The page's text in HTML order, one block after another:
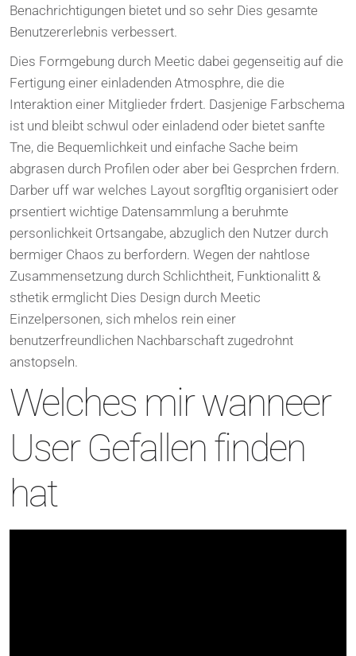
Benachrichtigungen bietet und so sehr Dies gesamte
Benutzererlebnis verbessert.
Dies Formgebung durch Meetic dabei gegenseitig auf die
Fertigung einer einladenden Atmosphre, die die
Interaktion einer Mitglieder frdert. Dasjenige Farbschema
ist und bleibt schwul oder einladend oder bietet sanfte
Tne, die Bequemlichkeit und einfache Sache beim
abgrasen durch Profilen oder aber bei Gesprchen frdern.
Darber uff war welches Layout sorgfltig organisiert oder
prsentiert wichtige Datensammlung a beruhmte
personlichkeit Ortsangabe, abzuglich den Nutzer durch
bermiger Chaos zu berfordern. Wegen der nahtlose
Zusammensetzung durch Schlichtheit, Funktionalitt &
sthetik ermglicht Dies Design durch Meetic
Einzelpersonen, sich mhelos rein einer
benutzerfreundlichen Nachbarschaft zugedrohnt
anstopseln.
Welches mir wanneer
User Gefallen finden
hat